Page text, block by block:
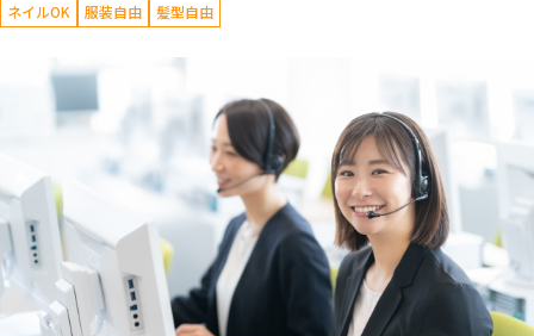
ネイルOK 服装自由 髪型自由